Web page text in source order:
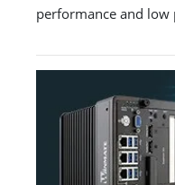
performance and